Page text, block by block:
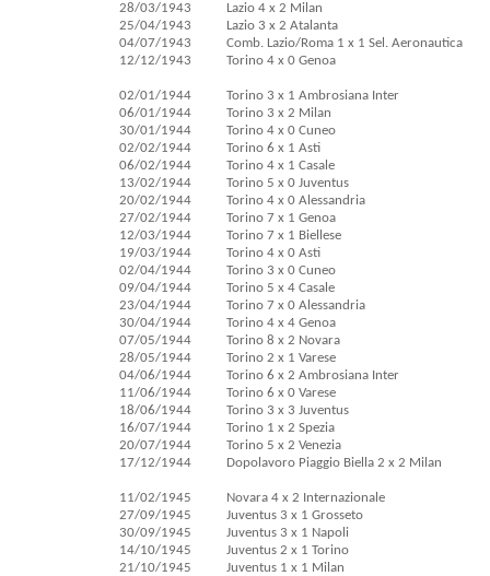
28/03/1943
25/04/1943
04/07/1943
12/12/1943
02/01/1944
06/01/1944
30/01/1944
02/02/1944
06/02/1944
13/02/1944
20/02/1944
27/02/1944
12/03/1944
19/03/1944
02/04/1944
09/04/1944
23/04/1944
30/04/1944
07/05/1944
28/05/1944
04/06/1944
11/06/1944
18/06/1944
16/07/1944
20/07/1944
17/12/1944
11/02/1945
27/09/1945
30/09/1945
14/10/1945
21/10/1945
Lazio 4 x 2 Milan
Lazio 3 x 2 Atalanta
Comb. Lazio/Roma 1 x 1 Sel. Aeronautica
Torino 4 x 0 Genoa
Torino 3 x 1 Ambrosiana Inter
Torino 3 x 2 Milan
Torino 4 x 0 Cuneo
Torino 6 x 1 Asti
Torino 4 x 1 Casale
Torino 5 x 0 Juventus
Torino 4 x 0 Alessandria
Torino 7 x 1 Genoa
Torino 7 x 1 Biellese
Torino 4 x 0 Asti
Torino 3 x 0 Cuneo
Torino 5 x 4 Casale
Torino 7 x 0 Alessandria
Torino 4 x 4 Genoa
Torino 8 x 2 Novara
Torino 2 x 1 Varese
Torino 6 x 2 Ambrosiana Inter
Torino 6 x 0 Varese
Torino 3 x 3 Juventus
Torino 1 x 2 Spezia
Torino 5 x 2 Venezia
Dopolavoro Piaggio Biella 2 x 2 Milan
Novara 4 x 2 Internazionale
Juventus 3 x 1 Grosseto
Juventus 3 x 1 Napoli
Juventus 2 x 1 Torino
Juventus 1 x 1 Milan